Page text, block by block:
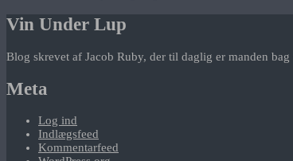
Vin Under Lup
Blog skrevet af Jacob Ruby, der til daglig er manden
Meta
Log ind
Indlægsfeed
Kommentarfeed